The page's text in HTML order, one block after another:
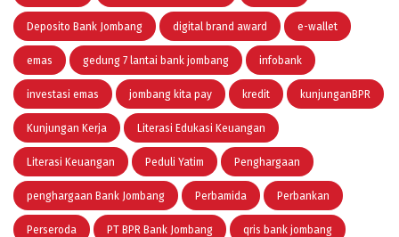
Deposito Bank Jombang digital brand award e-wallet
emas gedung 7 lantai bank jombang infobank
investasi emas jombang kita pay kredit kunjunganBPR
Kunjungan Kerja Literasi Edukasi Keuangan
Literasi Keuangan Peduli Yatim Penghargaan
penghargaan Bank Jombang Perbamida Perbankan
Perseroda PT BPR Bank Jombang qris bank jombang